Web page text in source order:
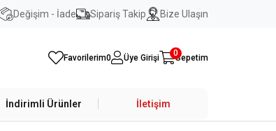
Değişim - İade Sipariş Takip Bize Ulaşın
Favorilerim0 Üye Girişi Sepetim
0
İndirimli Ürünler İletişim